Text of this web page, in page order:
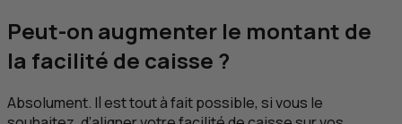
Peut-on augmenter le montant de
la facilité de caisse ?
Absolument. Il est tout à fait possible, si vous le